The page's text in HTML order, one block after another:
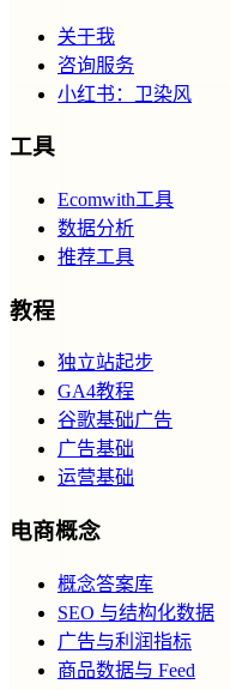
关于我
咨询服务
小红书：卫染风
工具
Ecomwith工具
数据分析
推荐工具
教程
独立站起步
GA4教程
谷歌基础广告
广告基础
运营基础
电商概念
概念答案库
SEO 与结构化数据
广告与利润指标
商品数据与 Feed